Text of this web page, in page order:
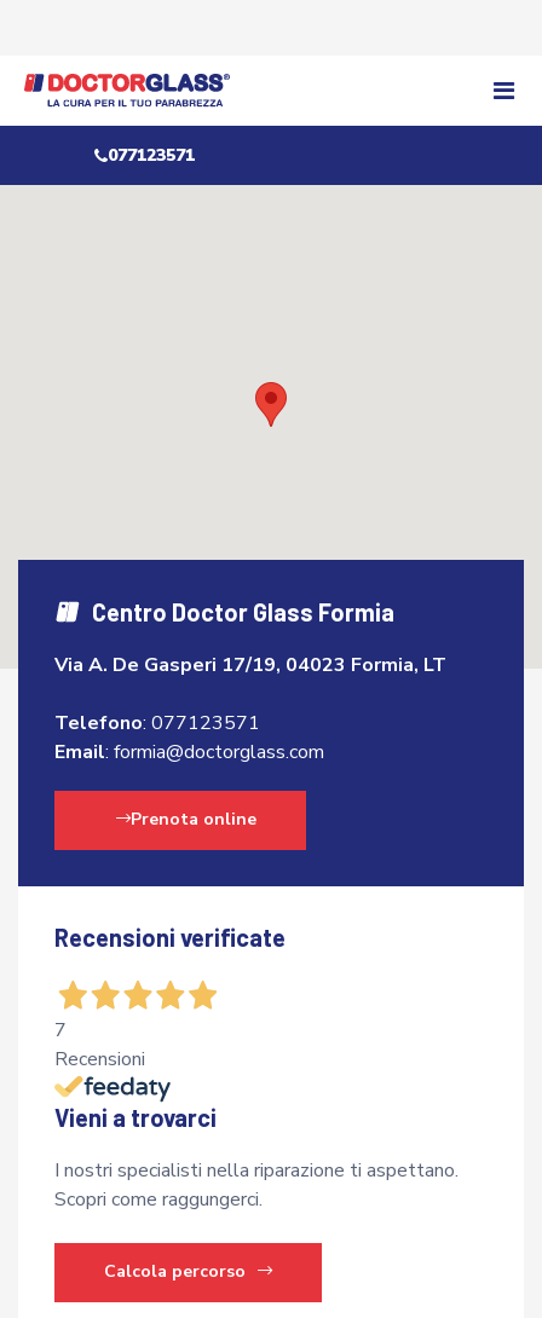
077123571
Centro Doctor Glass Formia
Via A. De Gasperi 17/19, 04023 Formia, LT
Telefono: 077123571
Email: formia@doctorglass.com
Prenota online
Recensioni verificate
7
Recensioni
Vieni a trovarci
I nostri specialisti nella riparazione ti aspettano.
Scopri come raggungerci.
Calcola percorso